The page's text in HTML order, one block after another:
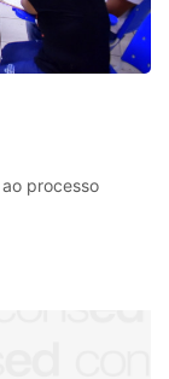
processo